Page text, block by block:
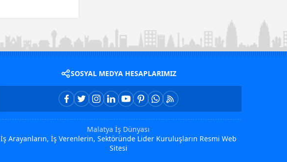
SOSYAL MEDYA HESAPLARIMIZ
Malatya İş Dünyası
İş Arayanların, İş Verenlerin, Sektöründe Lider Kuruluşların Resmi Web
Sitesi